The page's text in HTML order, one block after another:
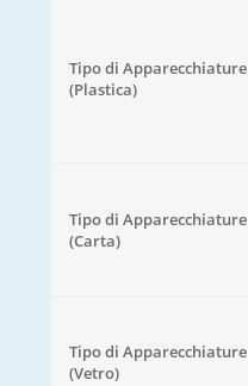
Tipo di Apparecchiature
(Plastica)
Tipo di Apparecchiature
(Carta)
Tipo di Apparecchiature
(Vetro)